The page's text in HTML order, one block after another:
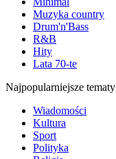
Muzyka country
Drum'n'Bass
R&B
Hity
Lata 70-te
Najpopularniejsze tematy
Wiadomości
Kultura
Sport
Polityka